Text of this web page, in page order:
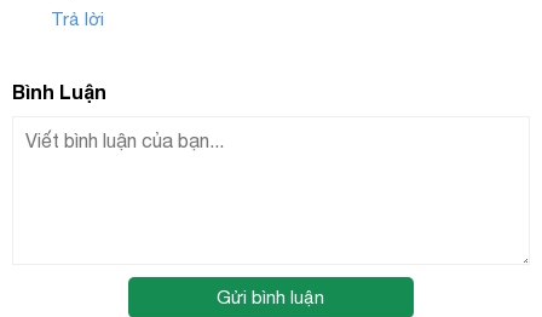
Trả lời
Bình Luận
Gửi bình luận